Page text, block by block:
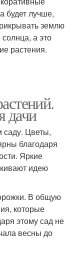
будет лучше,
землю
а это
растения.
дачи
саду. Цветы,
благодаря
Яркие
идею
В общую
которые
этому сад не
весны до